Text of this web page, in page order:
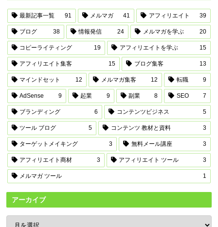
最新記事一覧 91 メルマガ 41 アフィリエイト 39
ブログ 38 情報発信 24 メルマガを学ぶ 20
コピーライティング 19 アフィリエイトを学ぶ 15
アフィリエイト集客 15 ブログ集客 13
マインドセット 12 メルマガ集客 12 転職 9
AdSense 9 起業 9 副業 8 SEO 7
ブランディング 6 コンテンツビジネス 5
ツール ブログ 5 コンテンツ 教材と資料 3
ターゲットメイキング 3 無料メール講座 3
アフィリエイト商材 3 アフィリエイト ツール 3
メルマガ ツール 1
アーカイブ